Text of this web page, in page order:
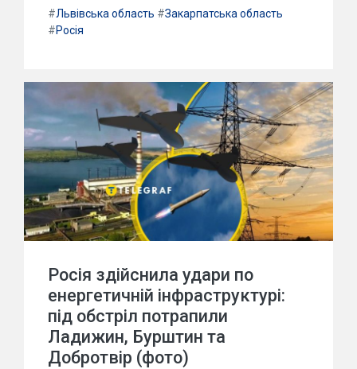
#Львівська область #Закарпатська область
#Росія
Росія здійснила удари по
енергетичній інфраструктурі:
під обстріл потрапили
Ладижин, Бурштин та
Добротвір (фото)